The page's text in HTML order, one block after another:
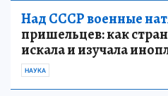
Над СССР военные
пришельцев: как
искала и изучала
НАУКА